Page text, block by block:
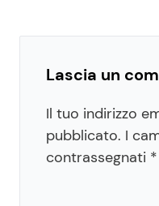
Lascia un
Il tuo indirizzo
pubblicato. I
contrassegnati *